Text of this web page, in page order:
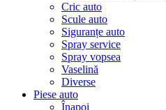
Cric auto
Scule auto
Siguranțe auto
Spray service
Spray vopsea
Vaselină
Diverse
Piese auto
Înapoi